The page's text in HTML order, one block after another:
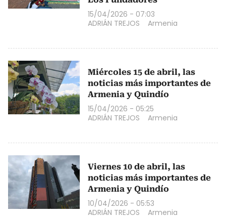
15/04/2026 - 07:03
ADRIÁN TREJOS
Armenia
Miércoles 15 de abril, las
noticias más importantes de
Armenia y Quindío
15/04/2026 - 05:25
ADRIÁN TREJOS
Armenia
Viernes 10 de abril, las
noticias más importantes de
Armenia y Quindío
10/04/2026 - 05:53
ADRIÁN TREJOS
Armenia